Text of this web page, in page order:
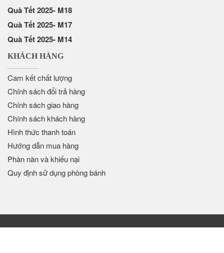
Quà Tết 2025- M18
Quà Tết 2025- M17
Quà Tết 2025- M14
KHÁCH HÀNG
Cam kết chất lượng
Chính sách đổi trả hàng
Chính sách giao hàng
Chính sách khách hàng
Hình thức thanh toán
Hướng dẫn mua hàng
Phàn nàn và khiếu nại
Quy định sử dụng phòng bánh